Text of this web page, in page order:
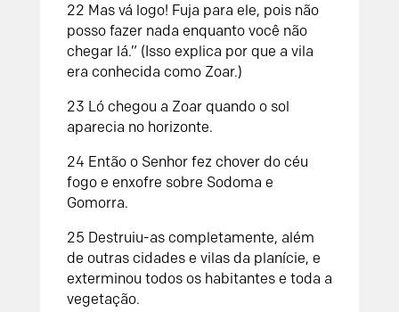
22 Mas vá logo! Fuja para ele, pois não
posso fazer nada enquanto você não
chegar lá.” (Isso explica por que a vila
era conhecida como Zoar.)
23 Ló chegou a Zoar quando o sol
aparecia no horizonte.
24 Então o Senhorfez chover do céu
fogo e enxofre sobre Sodoma e
Gomorra.
25 Destruiu-as completamente, além
de outras cidades e vilas da planície, e
exterminou todos os habitantes e toda a
vegetação.